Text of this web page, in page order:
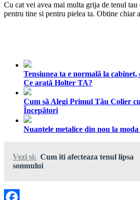
Cu cat vei avea mai multa grija de tenul
pentru tine si pentru pielea ta. Obtine chiar
Tensiunea ta e normală la cabinet,
Ce arată Holter TA?
Cum să Alegi Primul Tău Colier
Începători
Nuantele metalice din nou la
Vezi si: Cum iti afecteaza tenul lipsa
somnului